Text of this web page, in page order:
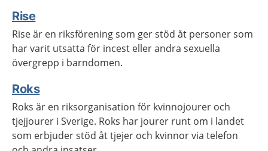
Rise
Rise är en riksförening som ger stöd åt personer som
har varit utsatta för incest eller andra sexuella
övergrepp i barndomen.
Roks
Roks är en riksorganisation för kvinnojourer och
tjejjourer i Sverige. Roks har jourer runt om i landet
som erbjuder stöd åt tjejer och kvinnor via telefon